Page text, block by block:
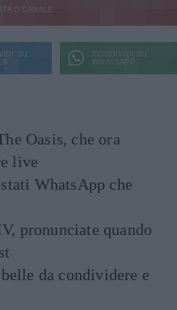
CANALE
SU
CONDIVIDI SU
WHATSAPP
Oasis, che ora
live
WhatsApp che
pronunciate quando
da condividere e